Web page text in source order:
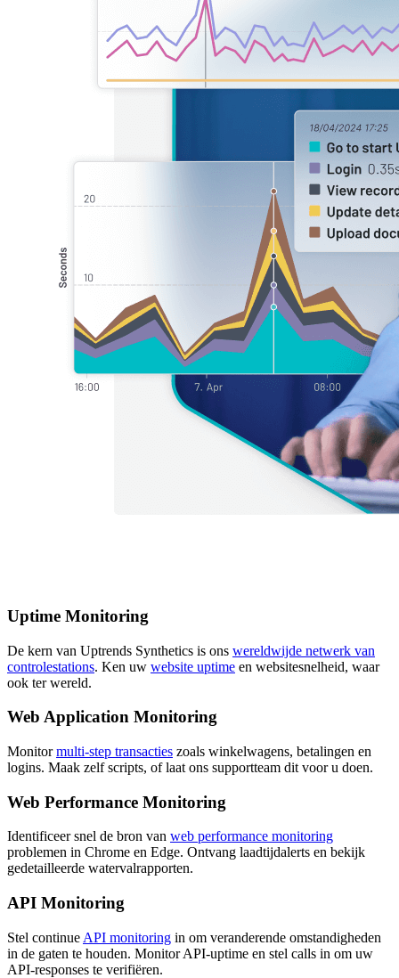
Uptime Monitoring
De kern van Uptrends Synthetics is ons wereldwijde netwerk van
controlestations. Ken uw website uptime en websitesnelheid, waar
ook ter wereld.
Web Application Monitoring
Monitormulti-step transacties zoals winkelwagens, betalingen en
logins. Maak zelf scripts, of laat ons supportteam dit voor u doen.
Web Performance Monitoring
Identificeer snel de bron van web performance monitoring
problemen in Chrome en Edge. Ontvang laadtijdalerts en bekijk
gedetailleerde watervalrapporten.
API Monitoring
Stel continue API monitoring in om veranderende omstandigheden
in de gaten te houden. Monitor API-uptime en stel calls in om uw
API-responses te verifiëren.